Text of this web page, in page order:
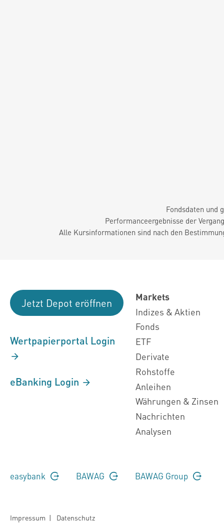
Fondsdaten und
Performanceergebnisse der
Alle Kursinformationen sind nach den
Jetzt Depot eröffnen
Wertpapierportal Login
eBanking Login
Markets
Indizes & Aktien
Fonds
ETF
Derivate
Rohstoffe
Anleihen
Währungen & Zinsen
Nachrichten
Analysen
easybank BAWAG BAWAG Group
Impressum | Datenschutz